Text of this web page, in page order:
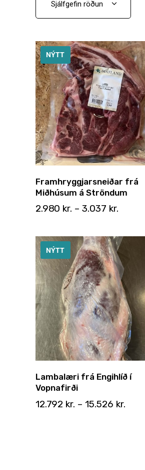
NÝTT
Framhryggjarsneiðar frá
Miðhúsum á Ströndum
2.980 kr. – 3.037 kr.
NÝTT
Lambalæri frá Engihlíð í
Vopnafirði
12.792 kr. – 15.526 kr.